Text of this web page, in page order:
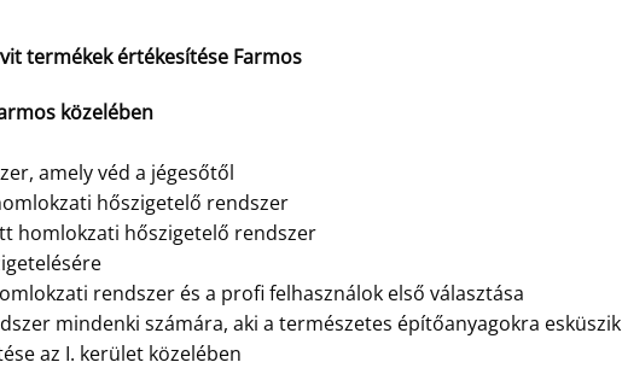
termékek értékesítése Farmos
közelében
amely véd a jégesőtől
hőszigetelő rendszer
homlokzati hőszigetelő rendszer
rendszer és a profi felhasználok első választása
mindenki számára, aki a természetes építőanyagokra esküszik
az I. kerület közelében